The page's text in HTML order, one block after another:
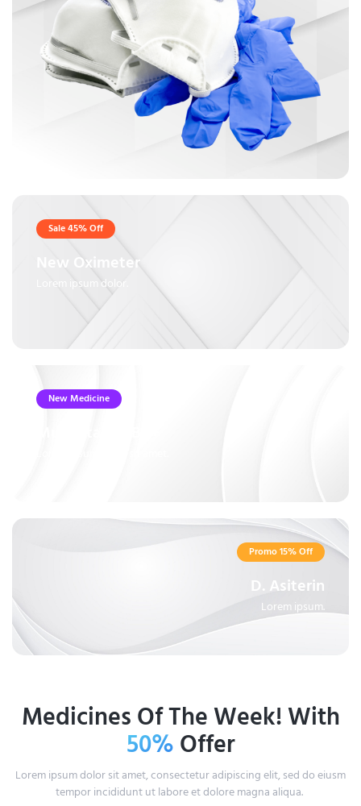
Sale 45% Off
New Oximeter
Lorem ipsum dolor.
New Medicine
Promo 15% Off
D. Asiterin
Lorem ipsum.
Medicines Of The Week! With
50%Offer
Lorem ipsum dolor sit amet, consectetur adipiscing elit, sed do eiusm
tempor incididunt ut labore et dolore magna aliqua.